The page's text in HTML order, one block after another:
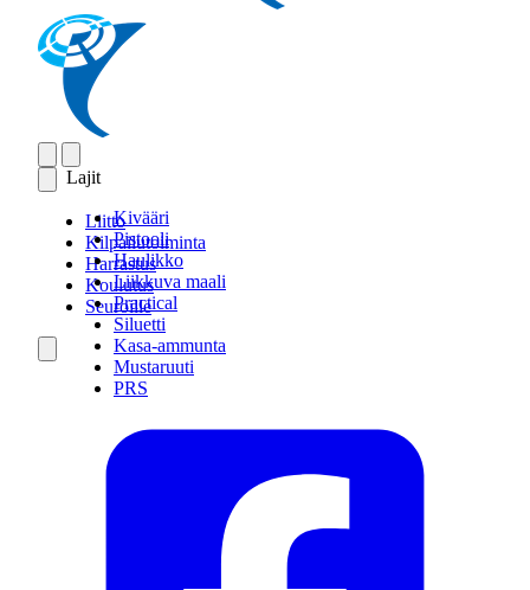
Lajit
Kivääri
Pistooli
Haulikko
Liikkuva maali
Practical
Siluetti
Kasa-ammunta
Mustaruuti
PRS
Liitto
Kilpailutoiminta
Harrastus
Koulutus
Seuroille